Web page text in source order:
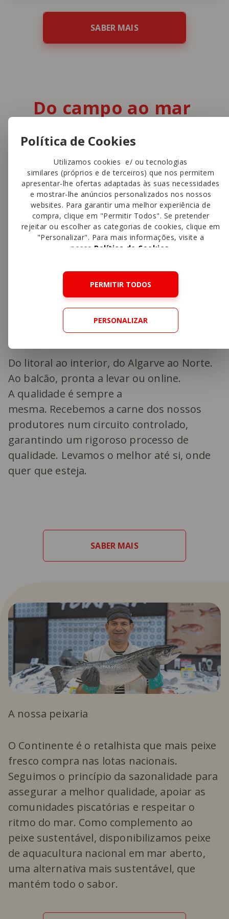
Política de Cookies
Utilizamos cookies e/ ou tecnologias
similares (próprios e de terceiros) que nos permitem
apresentar-lhe ofertas adaptadas às suas necessidades
e mostrar-lhe anúncios personalizados nos nossos
websites. Para garantir uma melhor experiência de
compra, clique em "Permitir Todos". Se pretender
rejeitar ou escolher as categorias de cookies, clique em
"Personalizar". Para mais informações, visite a
nossa Política de Cookies
PERMITIR TODOS
PERSONALIZAR
SABER MAIS
Do campo ao mar
A nossa oferta de carne e peixe destaca-se
por vários motivos. Descubra porquê.
O nosso talho
Do litoral ao interior, do Algarve ao Norte.
Ao balcão, pronta a levar ou online.
A qualidade é sempre a
mesma. Recebemos a carne dos nossos
produtores num circuito controlado,
garantindo um rigoroso processo de
qualidade. Levamos o melhor até si, onde
quer que esteja.
SABER MAIS
A nossa peixaria
O Continente é o retalhista que mais peixe
fresco compra nas lotas nacionais.
Seguimos o princípio da sazonalidade para
assegurar a melhor qualidade, apoiar as
comunidades piscatórias e respeitar o
ritmo do mar. Como complemento ao
peixe sustentável, disponibilizamos peixe
de aquacultura nacional em mar aberto,
uma alternativa mais sustentável, que
mantém todo o sabor.